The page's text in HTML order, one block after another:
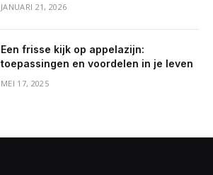
JANUARI 21, 2026
Een frisse kijk op appelazijn:
toepassingen en voordelen in je leven
MEI 17, 2025